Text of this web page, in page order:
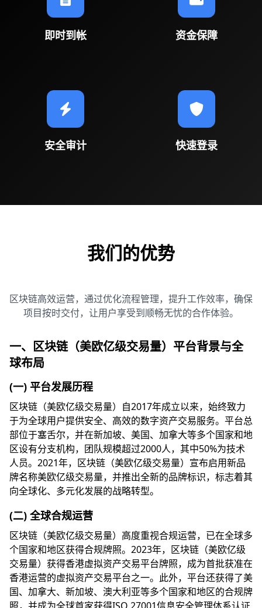
即时到帐 资金保障
安全审计 快速登录
我们的优势
区块链高效运营，通过优化流程管理，提升工作效率，确保
项目按时交付，让用户享受到顺畅无忧的合作体验。
一、区块链（美欧亿级交易量）平台背景与全
球布局
(一) 平台发展历程
区块链（美欧亿级交易量）自2017年成立以来，始终致力
于为全球用户提供安全、高效的数字资产交易服务。平台总
部位于塞舌尔，并在新加坡、美国、加拿大等多个国家和地
区设有分支机构，团队规模超过2000人，其中50%为技术
人员。2021年，区块链（美欧亿级交易量）宣布启用新品
牌名称美欧亿级交易量，并推出全新的品牌标识，标志着其
向全球化、多元化发展的战略转型。
(二) 全球合规运营
区块链（美欧亿级交易量）高度重视合规运营，已在全球多
个国家和地区获得合规牌照。2023年，区块链（美欧亿级
交易量）获得香港虚拟资产交易平台牌照，成为首批获准在
香港运营的虚拟资产交易平台之一。此外，平台还获得了美
国、加拿大、新加坡、澳大利亚等多个国家和地区的合规牌